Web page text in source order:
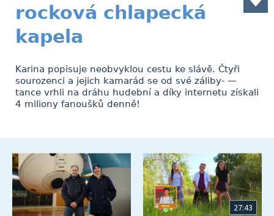
rocková chlapecká
kapela
Karina popisuje neobvyklou cestu ke slávě. Čtyři
sourozenci a jejich kamarád se od své záliby- —
tance vrhli na dráhu hudební a díky internetu získali
4 miliony fanoušků denně!
27:43